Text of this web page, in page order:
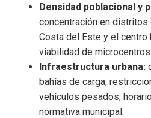
Densidad poblacional y
concentración en distritos
Costa del Este y el
viabilidad de microcentros.
Infraestructura urbana:
bahías de carga,
vehículos pesados,
normativa municipal.